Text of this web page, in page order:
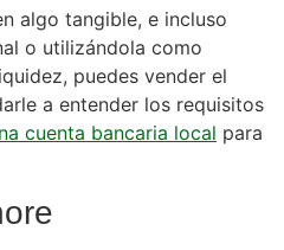
algo tangible, e incluso
o utilizándola como
puedes vender el
a entender los requisitos
cuenta bancaria local para